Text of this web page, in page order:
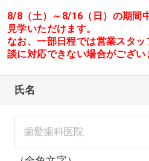
8/8（土）～8/16（日）の期間
見学いただけます。
なお、一部日程では営業スタ
談に対応できない場合がござい
氏名